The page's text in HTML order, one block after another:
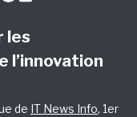
les
l’innovation
de IT News Info, 1er